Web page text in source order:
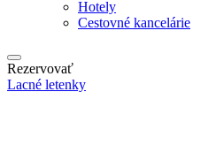
Hotely
Cestovné kancelárie
Rezervovať
Lacné letenky